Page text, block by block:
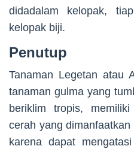
didadalam kelopak,
kelopak biji.
Penutup
Tanaman Legetan atau
tanaman gulma yang
beriklim tropis,
cerah yang
karena dapat